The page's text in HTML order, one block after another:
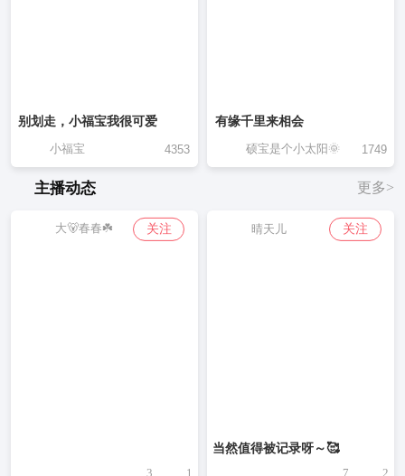
别划走，小福宝我很可爱
小福宝 4353
有缘千里来相会
硕宝是个小太阳🌞 1749
主播动态 更多>
大🐻春春☘️ 关注
3 1
晴天儿 关注
当然值得被记录呀～🥰
7 2